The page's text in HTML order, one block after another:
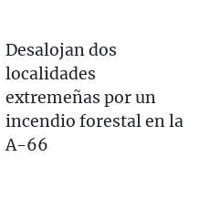
Desalojan dos
localidades
extremeñas por un
incendio forestal en la
A-66